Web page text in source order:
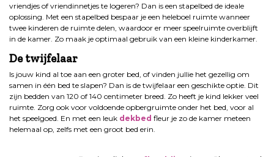
vriendjes of vriendinnetjes te logeren? Dan is een stapelbed de ideale
oplossing. Met een stapelbed bespaar je een heleboel ruimte wanneer
twee kinderen de ruimte delen, waardoor er meer speelruimte overblijft
in de kamer. Zo maak je optimaal gebruik van een kleine kinderkamer.
De twijfelaar
Is jouw kind al toe aan een groter bed, of vinden jullie het gezellig om
samen in één bed te slapen? Dan is de twijfelaar een geschikte optie. Dit
zijn bedden van 120 of 140 centimeter breed. Zo heeft je kind lekker veel
ruimte. Zorg ook voor voldoende opbergruimte onder het bed, voor al
het speelgoed. En met een leuk dekbed fleur je zo de kamer meteen
helemaal op, zelfs met een groot bed erin.